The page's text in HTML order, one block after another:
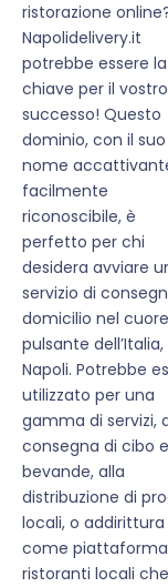
ristorazione
Napolidelivery.it
potrebbe essere la
chiave per il vostro
successo! Questo
dominio, con il suo
nome
facilmente
riconoscibile, è
perfetto per chi
desidera avviare
servizio di
domicilio nel cuore
pulsante dell’Italia,
Napoli. Potrebbe
utilizzato per una
gamma di servizi,
consegna di cibo e
bevande, alla
distribuzione di
locali, o addirittura
come
ristoranti locali che